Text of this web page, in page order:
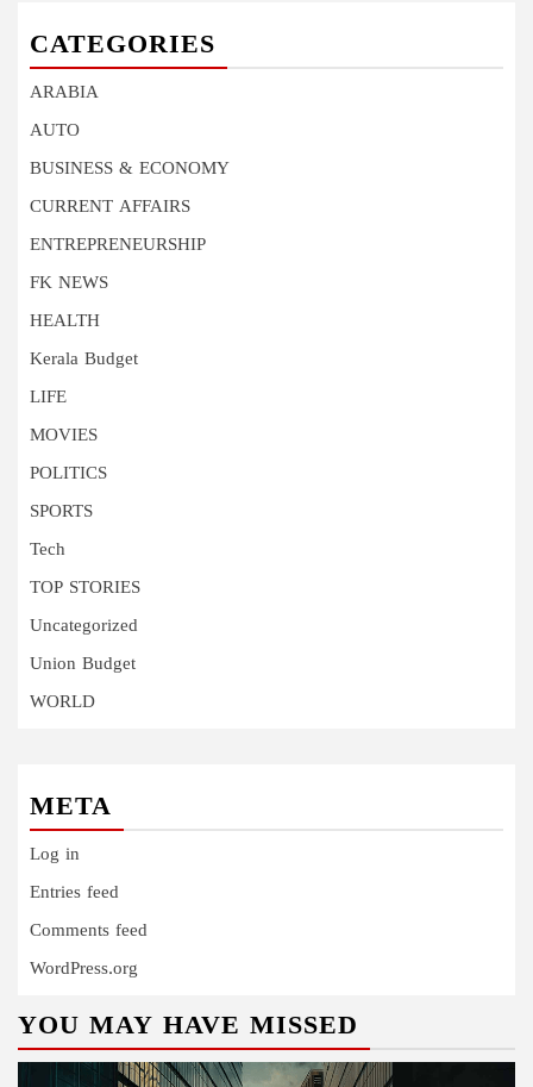
CATEGORIES
ARABIA
AUTO
BUSINESS & ECONOMY
CURRENT AFFAIRS
ENTREPRENEURSHIP
FK NEWS
HEALTH
Kerala Budget
LIFE
MOVIES
POLITICS
SPORTS
Tech
TOP STORIES
Uncategorized
Union Budget
WORLD
META
Log in
Entries feed
Comments feed
WordPress.org
YOU MAY HAVE MISSED